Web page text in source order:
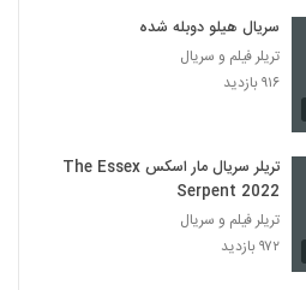
سریال هیلو دوبله شده
تریلر فیلم و سریال
۹۱۶ بازدید
تریلر سریال مار اسکس The Essex
Serpent 2022
تریلر فیلم و سریال
۹۷۲ بازدید